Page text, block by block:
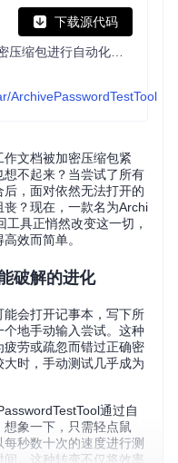
下载源代码
ArchivePasswordTestTool
文档被加密压缩包紧
不起来？当尝试了所有
，面对依然无法打开的
？现在，一款名为Archi
具正悄然改变这一切，
效而简单。
破解的进化
会打开记事本，写下所
地手动输入尝试。这种
劳或疏忽而错过正确密
时，手动测试几乎成为
通过自
象一下，只需轻点鼠
秒数十次的速度进行测
。这种转变不仅将效率